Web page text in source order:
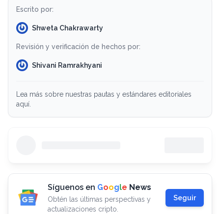
Escrito por:
Shweta Chakrawarty
Revisión y verificación de hechos por:
Shivani Ramrakhyani
Lea más sobre nuestras pautas y estándares editoriales
aquí.
Síguenos en Google News
Obtén las últimas perspectivas y
actualizaciones cripto.
Seguir